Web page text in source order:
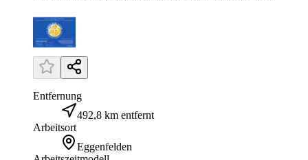
Entfernung
492,8 km entfernt
Arbeitsort
Eggenfelden